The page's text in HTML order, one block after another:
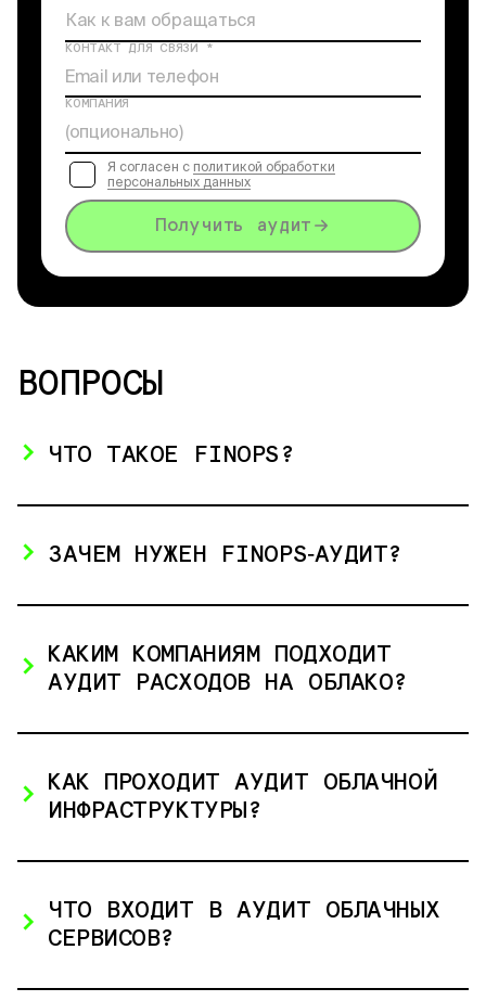
КОНТАКТ ДЛЯ СВЯЗИ *
КОМПАНИЯ
Я согласен с политикой обработки
персональных данных
Получить аудит
ВОПРОСЫ
ЧТО ТАКОЕ FINOPS?
ЗАЧЕМ НУЖЕН FINOPS‑АУДИТ?
КАКИМ КОМПАНИЯМ ПОДХОДИТ
АУДИТ РАСХОДОВ НА ОБЛАКО?
КАК ПРОХОДИТ АУДИТ ОБЛАЧНОЙ
ИНФРАСТРУКТУРЫ?
ЧТО ВХОДИТ В АУДИТ ОБЛАЧНЫХ
СЕРВИСОВ?